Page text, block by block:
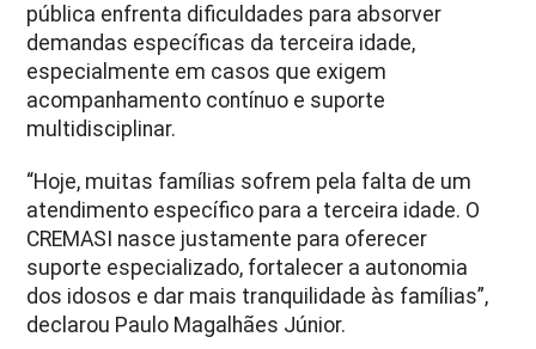
pública enfrenta dificuldades para absorver
demandas específicas da terceira idade,
especialmente em casos que exigem
acompanhamento contínuo e suporte
multidisciplinar.
“Hoje, muitas famílias sofrem pela falta de um
atendimento específico para a terceira idade. O
CREMASI nasce justamente para oferecer
suporte especializado, fortalecer a autonomia
dos idosos e dar mais tranquilidade às famílias”,
declarou Paulo Magalhães Júnior.